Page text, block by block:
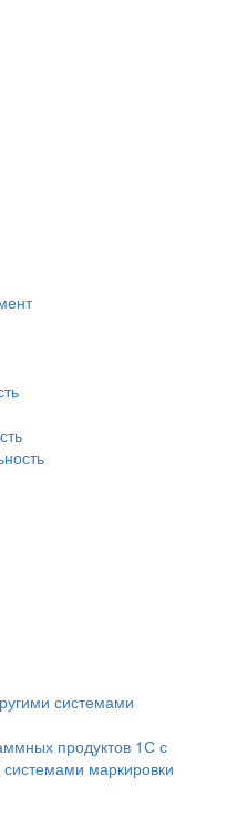
системами
продуктов 1С с
маркировки